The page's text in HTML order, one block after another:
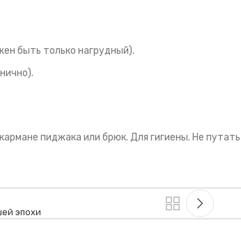
быть только нагрудный).
пиджака или брюк. Для гигиены. Не
эпохи